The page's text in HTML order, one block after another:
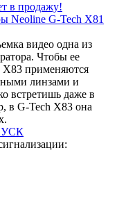
в продажу!
Neoline G-Tech X81
видео одна из
Чтобы ее
X83 применяются
линзами и
встретишь даже в
в G-Tech X83 она